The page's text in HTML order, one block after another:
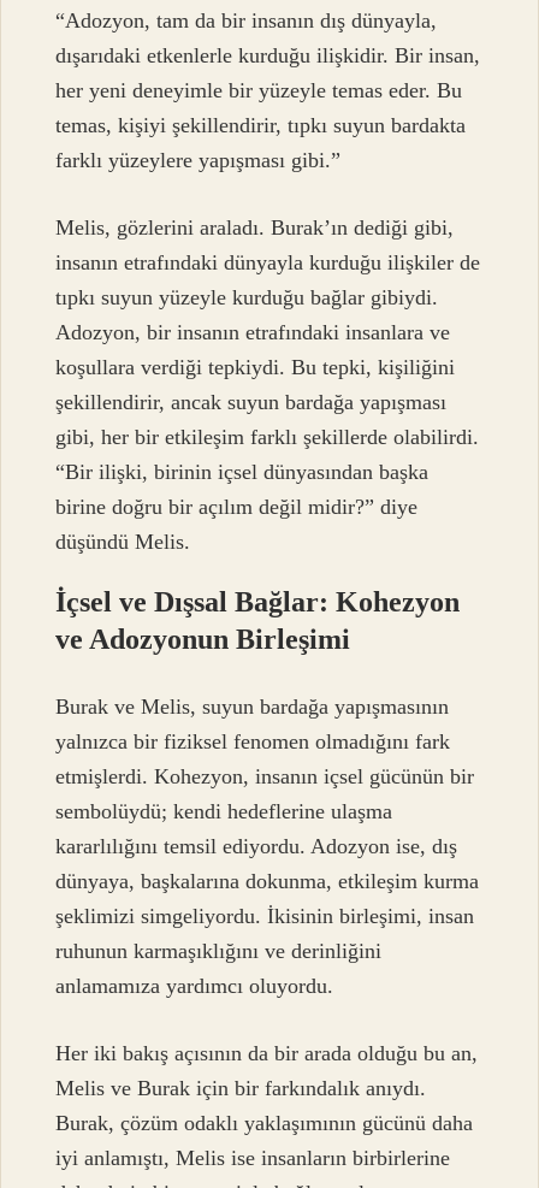
“Adozyon, tam da bir insanın dış dünyayla,
dışarıdaki etkenlerle kurduğu ilişkidir. Bir insan,
her yeni deneyimle bir yüzeyle temas eder. Bu
temas, kişiyi şekillendirir, tıpkı suyun bardakta
farklı yüzeylere yapışması gibi.”
Melis, gözlerini araladı. Burak’ın dediği gibi,
insanın etrafındaki dünyayla kurduğu ilişkiler de
tıpkı suyun yüzeyle kurduğu bağlar gibiydi.
Adozyon, bir insanın etrafındaki insanlara ve
koşullara verdiği tepkiydi. Bu tepki, kişiliğini
şekillendirir, ancak suyun bardağa yapışması
gibi, her bir etkileşim farklı şekillerde olabilirdi.
“Bir ilişki, birinin içsel dünyasından başka
birine doğru bir açılım değil midir?” diye
düşündü Melis.
İçsel ve Dışsal Bağlar: Kohezyon
ve Adozyonun Birleşimi
Burak ve Melis, suyun bardağa yapışmasının
yalnızca bir fiziksel fenomen olmadığını fark
etmişlerdi. Kohezyon, insanın içsel gücünün bir
sembolüydü; kendi hedeflerine ulaşma
kararlılığını temsil ediyordu. Adozyon ise, dış
dünyaya, başkalarına dokunma, etkileşim kurma
şeklimizi simgeliyordu. İkisinin birleşimi, insan
ruhunun karmaşıklığını ve derinliğini
anlamamıza yardımcı oluyordu.
Her iki bakış açısının da bir arada olduğu bu an,
Melis ve Burak için bir farkındalık anıydı.
Burak, çözüm odaklı yaklaşımının gücünü daha
iyi anlamıştı, Melis ise insanların birbirlerine